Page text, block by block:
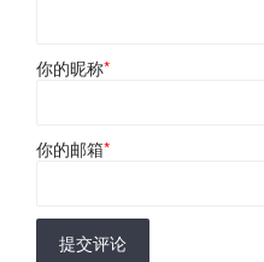
你的昵称*
你的邮箱*
提交评论